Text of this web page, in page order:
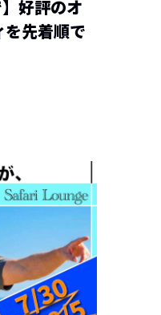
好評のオ
を先着順で